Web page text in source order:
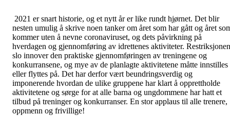
2021 er snart historie, og et nytt år er like rundt hjørnet. Det blir
nesten umulig å skrive noen tanker om året som har gått og året
kommer uten å nevne coronaviruset, og dets påvirkning på
hverdagen og gjennomføring av idrettenes aktiviteter.
slo innover den praktiske gjennomføringen av treningene og
konkurransene, og mye av de planlagte aktivitetene måtte innstilles
eller flyttes på. Det har derfor vært beundringsverdig og
imponerende hvordan de ulike gruppene har klart å opprettholde
aktivitetene og sørge for at alle barna og ungdommene har hatt et
tilbud på treninger og konkurranser. En stor applaus til alle trenere,
oppmenn og frivillige!